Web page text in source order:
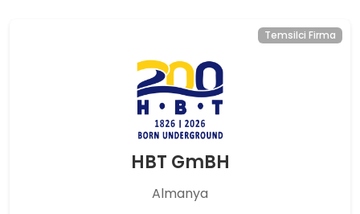
Temsilci Firma
HBT GmBH
Almanya